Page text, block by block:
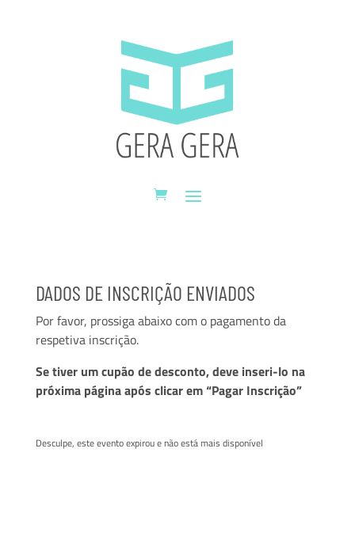
DADOS DE INSCRIÇÃO ENVIADOS
Por favor, prossiga abaixo com o pagamento da
respetiva inscrição.
Se tiver um cupão de desconto, deve inseri-lo na
próxima página após clicar em “Pagar Inscrição”
Desculpe, este evento expirou e não está mais disponível